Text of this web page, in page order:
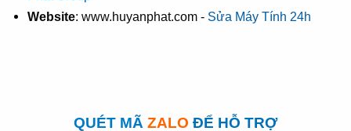
Website: www.huyanphat.com - Sửa Máy Tính 24h
QUÉT MÃ ZALO ĐỂ HỖ TRỢ